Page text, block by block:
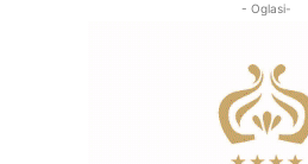
- Oglasi-